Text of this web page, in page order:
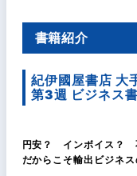
書籍紹介
紀伊國屋書店 大
第3週 ビジネス
円安？ インボイス？
だからこそ輸出ビジネ